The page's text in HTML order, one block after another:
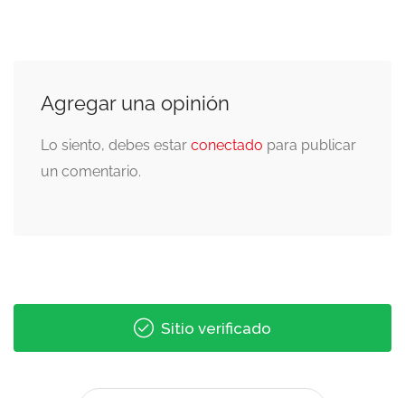
Agregar una opinión
Lo siento, debes estar conectado para publicar
un comentario.
Sitio verificado